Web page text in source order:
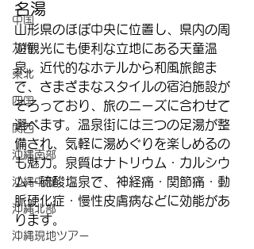
中国
九州
東北
四国
関西
沖縄南部
沖縄中部
沖縄北部
沖縄現地ツアー
名湯
山形県のほぼ中央に位置し、県内の周
遊観光にも便利な立地にある天童温
泉。近代的なホテルから和風旅館ま
で、さまざまなスタイルの宿泊施設が
そろっており、旅のニーズに合わせて
選べます。温泉街には三つの足湯が整
備され、気軽に湯めぐりを楽しめるの
も魅力。泉質はナトリウム・カルシウ
ム－硫酸塩泉で、神経痛・関節痛・動
脈硬化症・慢性皮膚病などに効能があ
ります。